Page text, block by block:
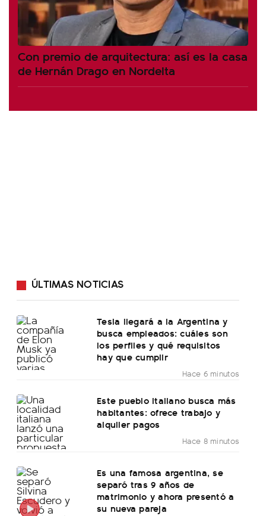
Con premio de arquitectura: así es la casa
de Hernán Drago en Nordelta
ÚLTIMAS NOTICIAS
Tesla llegará a la Argentina y
busca empleados: cuáles son
los perfiles y qué requisitos
hay que cumplir
Hace 6 minutos
Este pueblo italiano busca más
habitantes: ofrece trabajo y
alquiler pagos
Hace 8 minutos
Es una famosa argentina, se
separó tras 9 años de
matrimonio y ahora presentó a
su nueva pareja